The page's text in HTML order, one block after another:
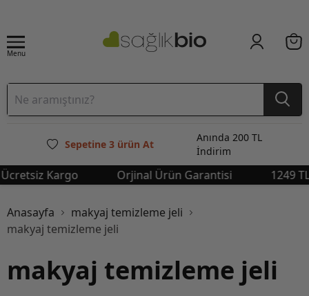
Menu
Sepetine 3 ürün At
Anında 200 TL
İndirim
Kargo Orjinal Ürün Garantisi 1249 TL
Anasayfa
makyaj temizleme jeli
makyaj temizleme jeli
makyaj temizleme jeli